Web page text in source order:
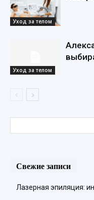
Уход за телом
Уход за телом
Свежие записи
Лазерная эпиляция: